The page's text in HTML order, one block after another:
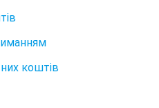
коштів